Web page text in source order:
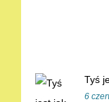
Tyś
6